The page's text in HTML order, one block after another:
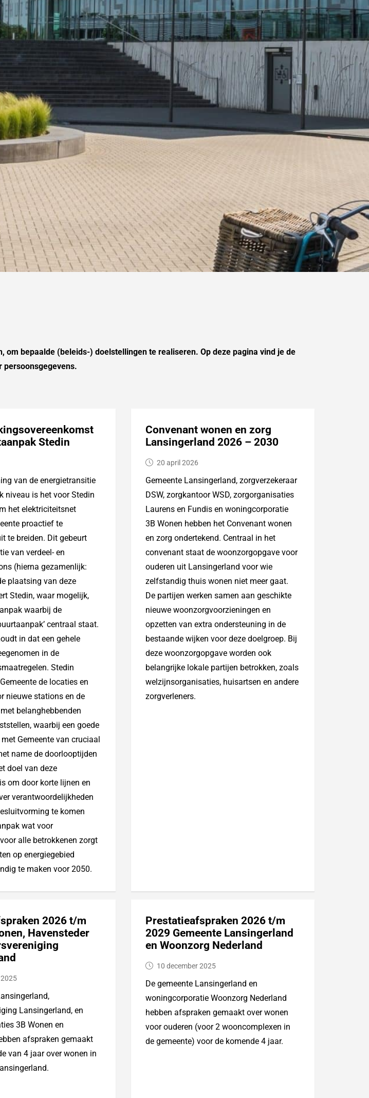
bepaalde (beleids-) doelstellingen te realiseren. Op deze pagina vind je de
persoonsgegevens.
Stedin
van de energietransitie
niveau is het voor Stedin
het elektriciteitsnet
proactief te
te breiden. Dit gebeurt
van verdeel- en
(hierna gezamenlijk:
plaatsing van deze
Stedin, waar mogelijk,
waarbij de
centraal staat.
in dat een gehele
in de
Stedin
de locaties en
nieuwe stations en de
belanghebbenden
waarbij een goede
Gemeente van cruciaal
name de doorlooptijden
doel van deze
om door korte lijnen en
verantwoordelijkheden
te komen
wat voor
alle betrokkenen zorgt
op energiegebied
te maken voor 2050.
Convenant wonen en zorg
Lansingerland 2026 – 2030
20 april 2026
Gemeente Lansingerland, zorgverzekeraar
DSW, zorgkantoor WSD, zorgorganisaties
Laurens en Fundis en woningcorporatie
3B Wonen hebben het Convenant wonen
en zorg ondertekend. Centraal in het
convenant staat de woonzorgopgave voor
ouderen uit Lansingerland voor wie
zelfstandig thuis wonen niet meer gaat.
De partijen werken samen aan geschikte
nieuwe woonzorgvoorzieningen en
opzetten van extra ondersteuning in de
bestaande wijken voor deze doelgroep. Bij
deze woonzorgopgave worden ook
belangrijke lokale partijen betrokken, zoals
welzijnsorganisaties, huisartsen en andere
zorgverleners.
2026 t/m
Havensteder
Lansingerland, en
3B Wonen en
afspraken gemaakt
van 4 jaar over wonen in
Prestatieafspraken 2026 t/m
2029 Gemeente Lansingerland
en Woonzorg Nederland
10 december 2025
De gemeente Lansingerland en
woningcorporatie Woonzorg Nederland
hebben afspraken gemaakt over wonen
voor ouderen (voor 2 wooncomplexen in
de gemeente) voor de komende 4 jaar.